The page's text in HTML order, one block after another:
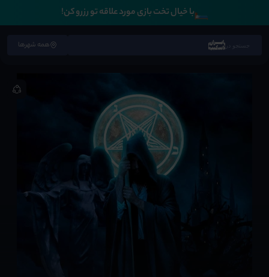
🛏️با خیال تخت بازی مورد علاقه تو رزرو کن!
همه شهرها